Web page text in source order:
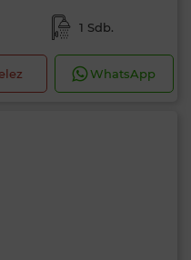
1 Sdb.
WhatsApp